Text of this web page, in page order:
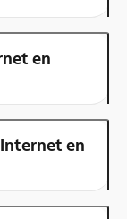
en
en